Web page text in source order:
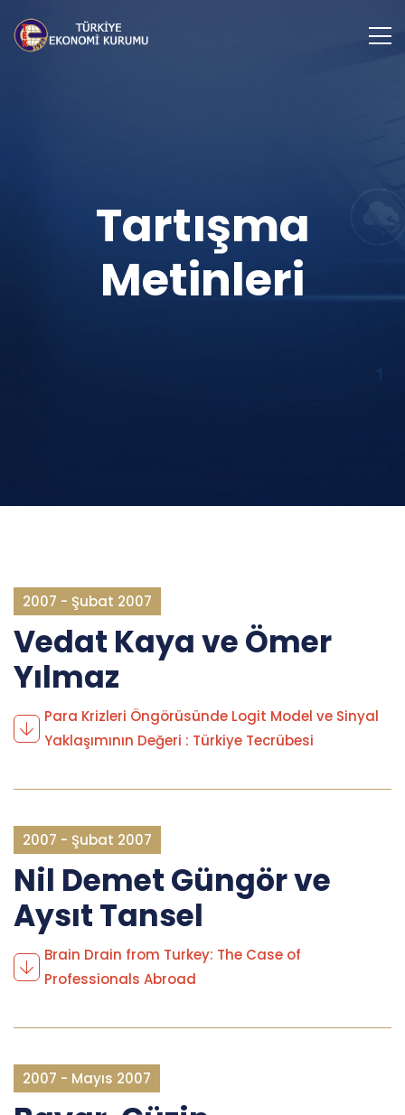
Tartışma
Metinleri
2007 - Şubat 2007
Vedat Kaya ve Ömer
Yılmaz
Para Krizleri Öngörüsünde Logit Model ve Sinyal
Yaklaşımının Değeri : Türkiye Tecrübesi
2007 - Şubat 2007
Nil Demet Güngör ve
Aysıt Tansel
Brain Drain from Turkey: The Case of
Professionals Abroad
2007 - Mayıs 2007